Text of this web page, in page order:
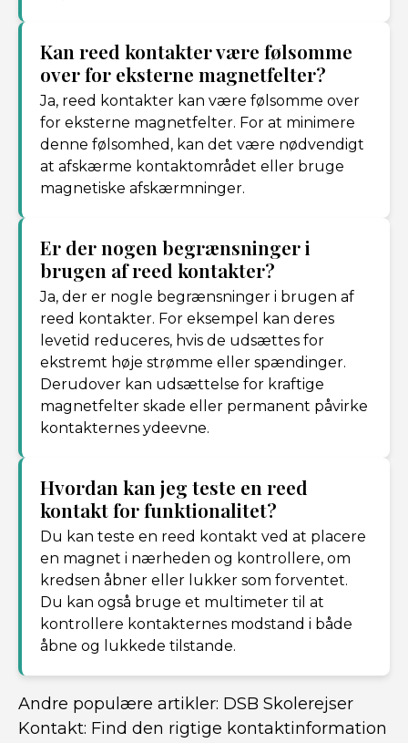
Kan reed kontakter være følsomme
over for eksterne magnetfelter?
Ja, reed kontakter kan være følsomme over
for eksterne magnetfelter. For at minimere
denne følsomhed, kan det være nødvendigt
at afskærme kontaktområdet eller bruge
magnetiske afskærmninger.
Er der nogen begrænsninger i
brugen af reed kontakter?
Ja, der er nogle begrænsninger i brugen af
reed kontakter. For eksempel kan deres
levetid reduceres, hvis de udsættes for
ekstremt høje strømme eller spændinger.
Derudover kan udsættelse for kraftige
magnetfelter skade eller permanent påvirke
kontakternes ydeevne.
Hvordan kan jeg teste en reed
kontakt for funktionalitet?
Du kan teste en reed kontakt ved at placere
en magnet i nærheden og kontrollere, om
kredsen åbner eller lukker som forventet.
Du kan også bruge et multimeter til at
kontrollere kontakternes modstand i både
åbne og lukkede tilstande.
Andre populære artikler: DSB Skolerejser
Kontakt: Find den rigtige kontaktinformation